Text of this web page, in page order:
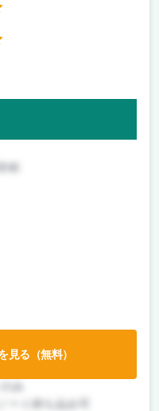
ート持ち込み可
見る（無料）